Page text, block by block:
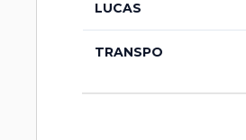
LUCAS
TRANSPO